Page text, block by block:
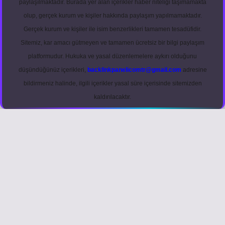
paylaşılmaktadır. Burada yer alan içerikler haber niteliği taşımamakta
olup, gerçek kurum ve kişiler hakkında paylaşım yapılmamaktadır.
Gerçek kurum ve kişiler ile isim benzerlikleri tamamen tesadüfidir.
Sitemiz, kar amacı gütmeyen ve tamamen ücretsiz bir bilgi paylaşım
platformudur. Hukuka ve yasal düzenlemelere aykırı olduğunu
düşündüğünüz içerikleri, backlinkpanelicomtr@gmail.com adresine
bildirmeniz halinde, ilgili içerikler yasal süre içerisinde sitemizden
kaldırılacaktır.